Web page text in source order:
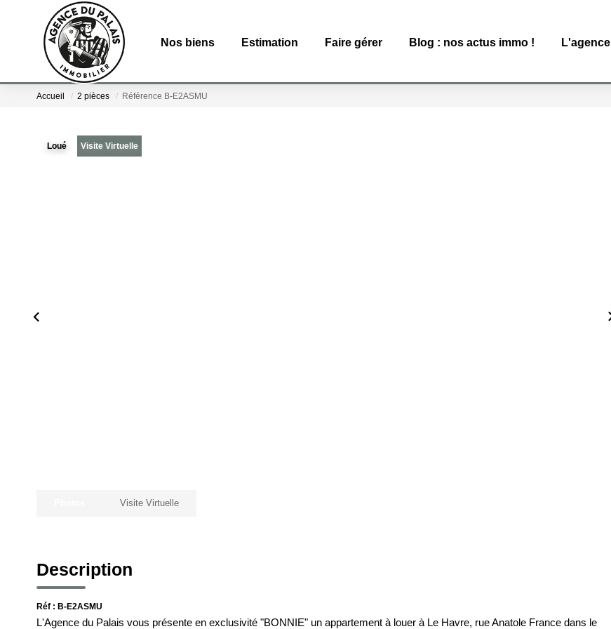
Nos biens Estimation Faire gérer Blog : nos actus immo ! L'agence
Accueil 2 pièces Référence B-E2ASMU
Loué Visite Virtuelle
Visite Virtuelle
Description
Réf : B-E2ASMU
L'Agence du Palais vous présente en exclusivité "BONNIE" un appartement à louer à Le Havre, rue Anatole France dans le